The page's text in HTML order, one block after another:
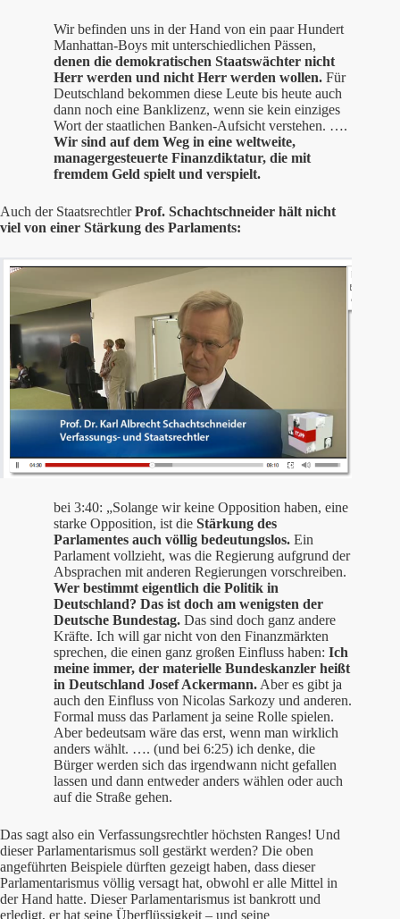
Wir befinden uns in der Hand von ein paar Hundert
Manhattan-Boys mit unterschiedlichen Pässen,
denen die demokratischen Staatswächter nicht
Herr werden und nicht Herr werden wollen. Für
Deutschland bekommen diese Leute bis heute auch
dann noch eine Banklizenz, wenn sie kein einziges
Wort der staatlichen Banken-Aufsicht verstehen. ….
Wir sind auf dem Weg in eine weltweite,
managergesteuerte Finanzdiktatur, die mit
fremdem Geld spielt und verspielt.
Auch der StaatsrechtlerProf. Schachtschneider hält nicht
viel von einer Stärkung des Parlaments:
bei 3:40: „Solange wir keine Opposition haben, eine
starke Opposition, ist die Stärkung des
Parlamentes auch völlig bedeutungslos. Ein
Parlament vollzieht, was die Regierung aufgrund der
Absprachen mit anderen Regierungen vorschreiben.
Wer bestimmt eigentlich die Politik in
Deutschland? Das ist doch am wenigsten der
Deutsche Bundestag. Das sind doch ganz andere
Kräfte. Ich will gar nicht von den Finanzmärkten
sprechen, die einen ganz großen Einfluss haben: Ich
meine immer, der materielle Bundeskanzler heißt
in Deutschland Josef Ackermann. Aber es gibt ja
auch den Einfluss von Nicolas Sarkozy und anderen.
Formal muss das Parlament ja seine Rolle spielen.
Aber bedeutsam wäre das erst, wenn man wirklich
anders wählt. …. (und bei 6:25) ich denke, die
Bürger werden sich das irgendwann nicht gefallen
lassen und dann entweder anders wählen oder auch
auf die Straße gehen.
Das sagt also ein Verfassungsrechtler höchsten Ranges! Und
dieser Parlamentarismus soll gestärkt werden? Die oben
angeführten Beispiele dürften gezeigt haben, dass dieser
Parlamentarismus völlig versagt hat, obwohl er alle Mittel in
der Hand hatte. Dieser Parlamentarismus ist bankrott und
erledigt, er hat seine Überflüssigkeit – und seine